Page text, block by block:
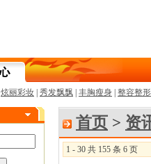
炫丽彩妆 秀发飘飘 丰胸瘦身 整容整形
首页 > 资
1 - 30 共 155 条 6 页